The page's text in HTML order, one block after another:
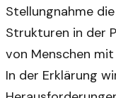
Stellungnahme
Strukturen in der
von Menschen
In der Erklärung